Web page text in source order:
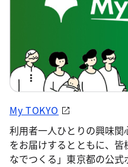
My TOKYO
利用者一人ひとりの興味
をお届けするとともに、
なでつくる」東京都の公式